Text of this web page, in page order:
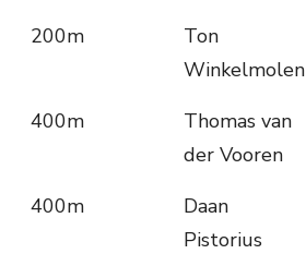
200m
Ton
Winkelmolen
400m
Thomas van
der Vooren
400m
Daan
Pistorius